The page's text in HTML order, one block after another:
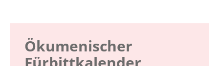
Ökumenischer